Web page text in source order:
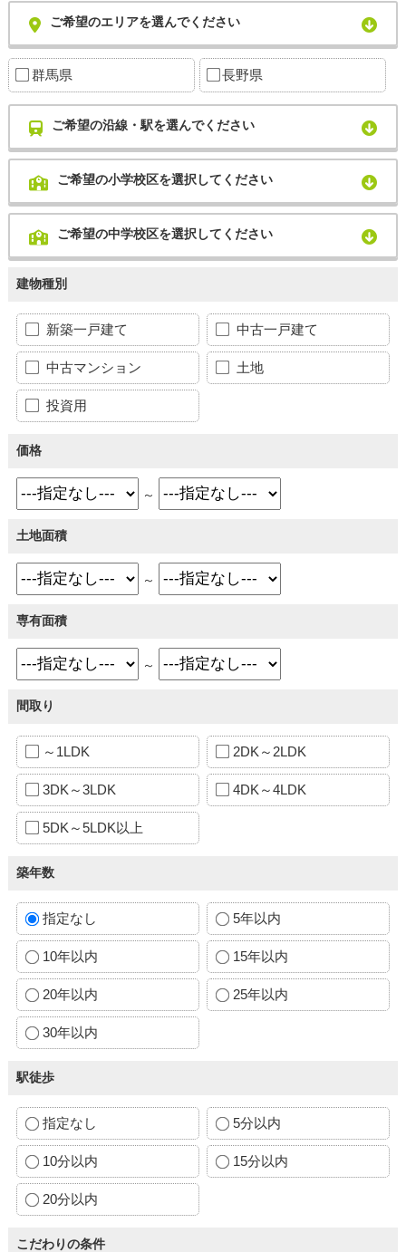
ご希望のエリアを選んでください
群馬県 長野県
ご希望の沿線・駅を選んでください
ご希望の小学校区を選択してください
ご希望の中学校区を選択してください
建物種別
新築一戸建て 中古一戸建て
中古マンション 土地
投資用
価格
～
土地面積
～
専有面積
～
間取り
～1LDK 2DK～2LDK
3DK～3LDK 4DK～4LDK
5DK～5LDK以上
築年数
指定なし 5年以内
10年以内 15年以内
20年以内 25年以内
30年以内
駅徒歩
指定なし 5分以内
10分以内 15分以内
20分以内
こだわりの条件